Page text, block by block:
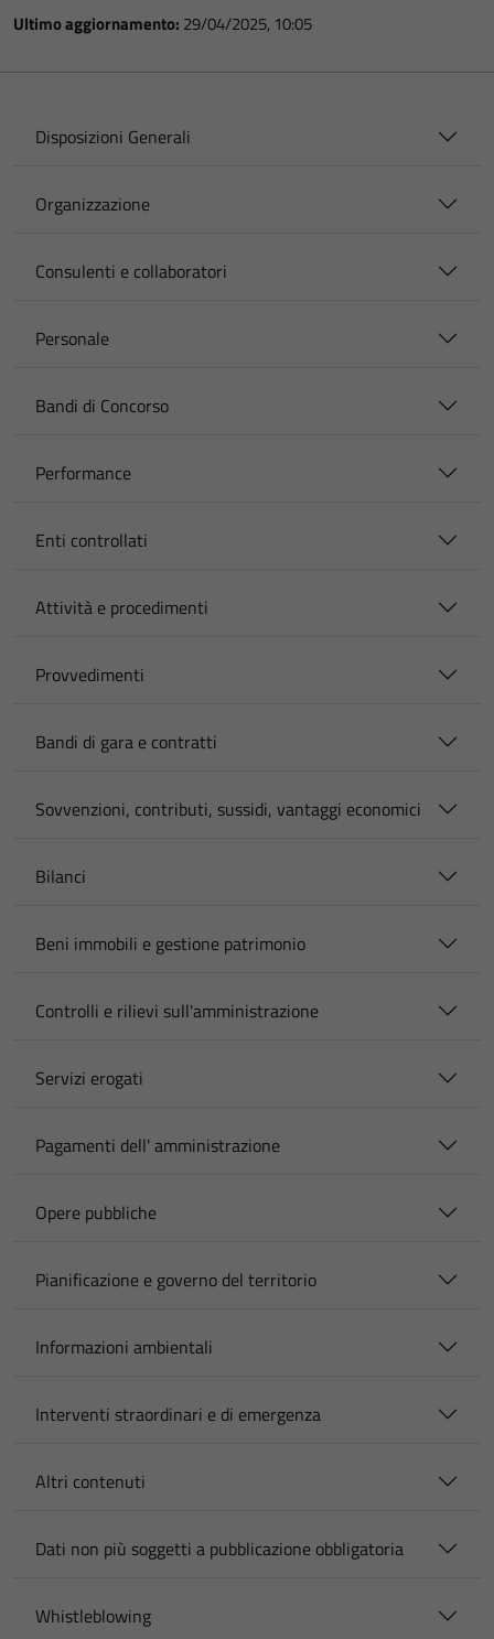
Ultimo aggiornamento: 29/04/2025, 10:05
Disposizioni Generali
Organizzazione
Consulenti e collaboratori
Personale
Bandi di Concorso
Performance
Enti controllati
Attività e procedimenti
Provvedimenti
Bandi di gara e contratti
Sovvenzioni, contributi, sussidi, vantaggi economici
Bilanci
Beni immobili e gestione patrimonio
Controlli e rilievi sull'amministrazione
Servizi erogati
Pagamenti dell' amministrazione
Opere pubbliche
Pianificazione e governo del territorio
Informazioni ambientali
Interventi straordinari e di emergenza
Altri contenuti
Dati non più soggetti a pubblicazione obbligatoria
Whistleblowing